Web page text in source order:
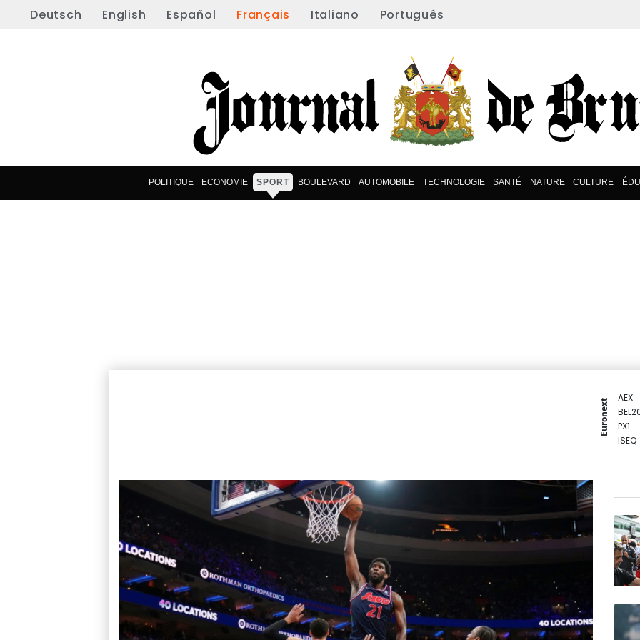
Deutsch English Español Français Italiano Português
POLITIQUE ECONOMIE SPORT BOULEVARD AUTOMOBILE TECHNOLOGIE SANTÉ NATURE CULTURE
Euronext
AEX
PX1
ISEQ